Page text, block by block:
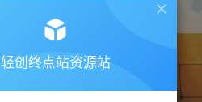
引流 短视频 剪辑
轻创终点站资源站